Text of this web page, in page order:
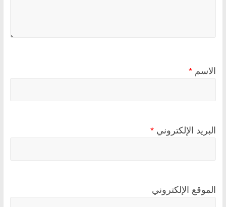
الاسم *
البريد الإلكتروني *
الموقع الإلكتروني